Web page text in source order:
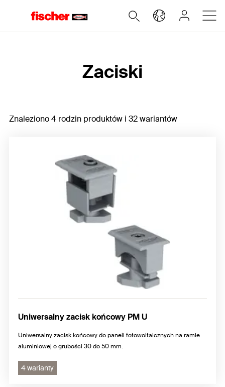
Zaciski
Znaleziono 4 rodzin produktów i 32 wariantów
Uniwersalny zacisk końcowy PM U
Uniwersalny zacisk końcowy do paneli fotowoltaicznych na ramie
aluminiowej o grubości 30 do 50 mm.
4 warianty